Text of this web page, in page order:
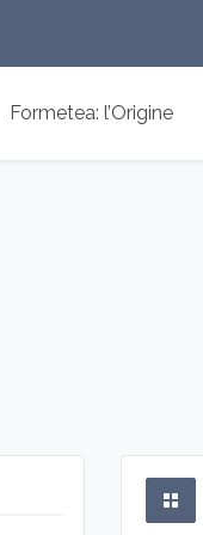
Formetea: l’Origine